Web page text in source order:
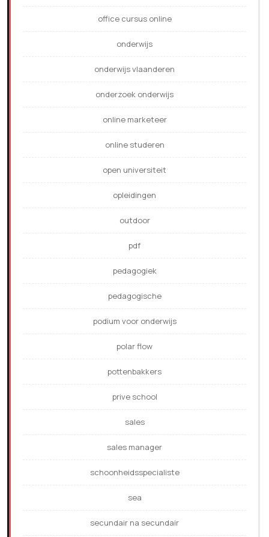
office cursus online
onderwijs
onderwijs vlaanderen
onderzoek onderwijs
online marketeer
online studeren
open universiteit
opleidingen
outdoor
pdf
pedagogiek
pedagogische
podium voor onderwijs
polar flow
pottenbakkers
prive school
sales
sales manager
schoonheidsspecialiste
sea
secundair na secundair